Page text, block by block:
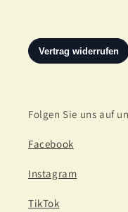
Folgen Sie uns auf
Facebook
Instagram
TikTok